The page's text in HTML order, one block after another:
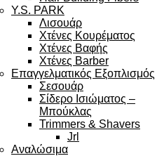
Y.S. PARK
Λισουάρ
Χτένες Κουρέματος
Χτένες Βαφής
Χτένες Barber
Επαγγελματικός Εξοπλισμός
Σεσουάρ
Σίδερο Ισιώματος –
Μπούκλας
Trimmers & Shavers
Jrl
Αναλώσιμα